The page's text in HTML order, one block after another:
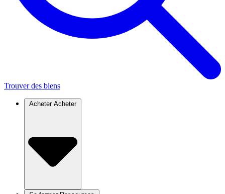
Trouver des biens
Acheter Acheter